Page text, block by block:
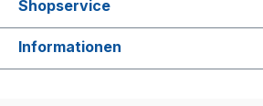
Shopservice
Informationen